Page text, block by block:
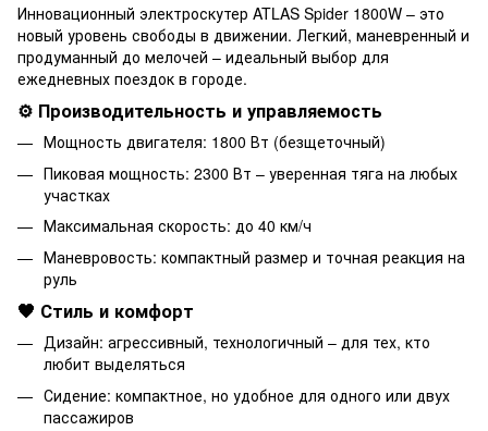
Инновационный электроскутер ATLAS Spider 1800W – это
новый уровень свободы в движении. Легкий, маневренный и
продуманный до мелочей – идеальный выбор для
ежедневных поездок в городе.
⚙️ Производительность и управляемость
Мощность двигателя: 1800 Вт (безщеточный)
Пиковая мощность: 2300 Вт – уверенная тяга на любых
участках
Максимальная скорость: до 40 км/ч
Маневровость: компактный размер и точная реакция на
руль
🖤 ​​Стиль и комфорт
Дизайн: агрессивный, технологичный – для тех, кто
любит выделяться
Сидение: компактное, но удобное для одного или двух
пассажиров